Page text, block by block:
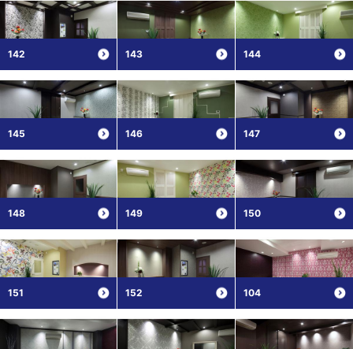
142 143 144
145 146 147
148 149 150
151 152 104